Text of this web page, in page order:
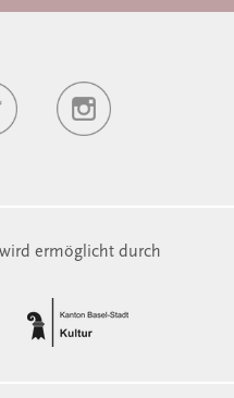
ermöglicht durch